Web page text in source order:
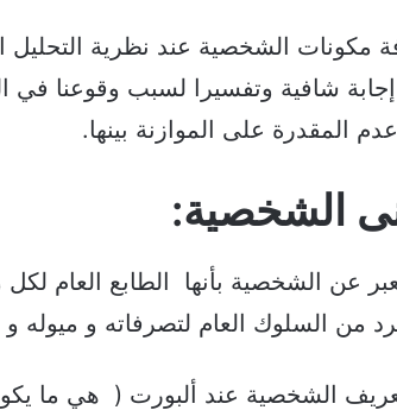
مكونات الشخصية عند نظرية التحليل
إجابة شافية وتفسيرا لسبب وقوعنا في
المقدرة على الموازنة بينها.
عن الشخصية بأنها الطابع العام لكل
من السلوك العام لتصرفاته و ميوله و
الشخصية عند ألبورت ( هي ما